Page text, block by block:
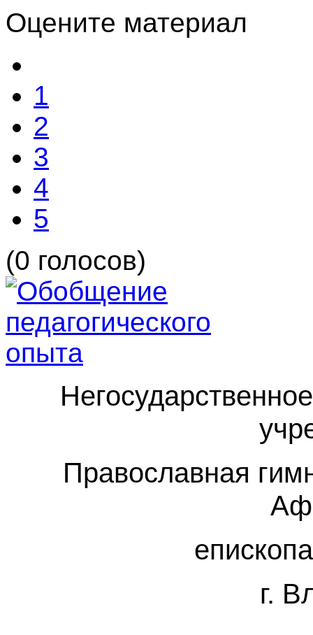
Оцените материал
1
2
3
4
5
(0 голосов)
Православная
г.